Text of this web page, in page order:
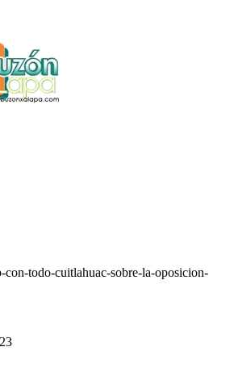
con-todo-cuitlahuac-sobre-la-oposicion-